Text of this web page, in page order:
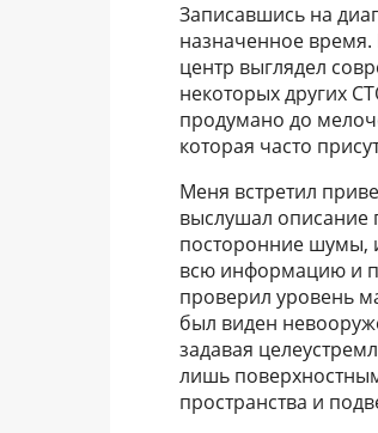
Записавшись на
назначенное время.
центр выглядел
некоторых других
продумано до
которая часто
Меня встретил
выслушал описание
посторонние шумы,
всю информацию и
проверил уровень
был виден
задавая
лишь
пространства и